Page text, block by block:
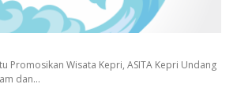
Promosikan Wisata Kepri, ASITA Kepri Undang
dan...